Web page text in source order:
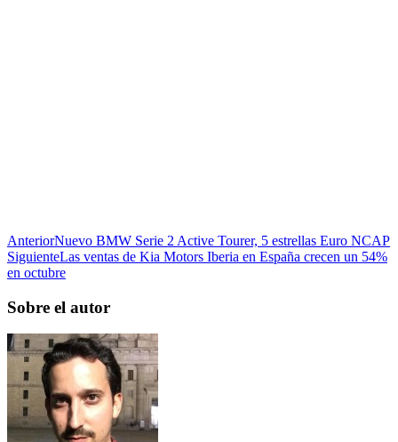
AnteriorNuevo BMW Serie 2 Active Tourer, 5 estrellas Euro NCAP
SiguienteLas ventas de Kia Motors Iberia en España crecen un 54%
en octubre
Sobre el autor